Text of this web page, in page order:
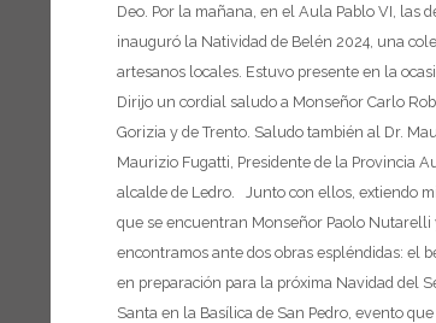
Deo. Por la mañana, en el Aula Pablo VI, las
inauguró la Natividad de Belén 2024, una
artesanos locales. Estuvo presente en la
Dirijo un cordial saludo a Monseñor Carlo
Gorizia y de Trento. Saludo también al Dr.
Maurizio Fugatti, Presidente de la Provincia
alcalde de Ledro.
Junto con ellos, extiendo
que se encuentran Monseñor Paolo Nutarelli
encontramos ante dos obras espléndidas: el
en preparación para la próxima Navidad del
Santa en la Basílica de San Pedro, evento